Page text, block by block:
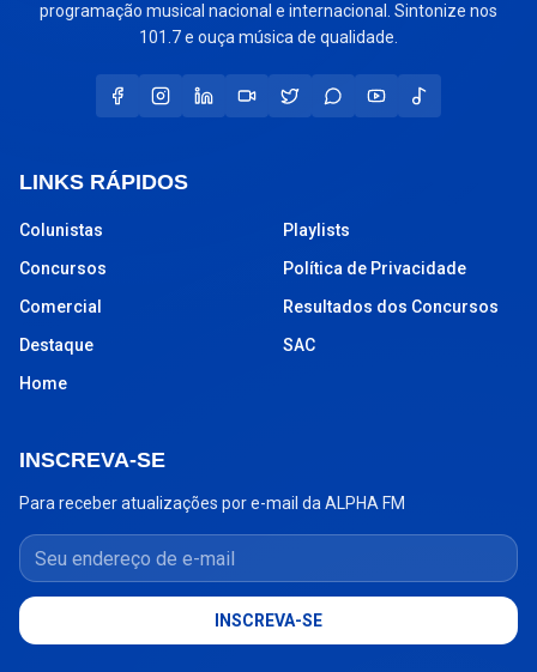
programação musical nacional e internacional. Sintonize nos
101.7 e ouça música de qualidade.
LINKS RÁPIDOS
Colunistas
Concursos
Comercial
Destaque
Home
Playlists
Política de Privacidade
Resultados dos Concursos
SAC
INSCREVA-SE
Para receber atualizações por e-mail da ALPHA FM
Seu endereço de e-mail
INSCREVA-SE